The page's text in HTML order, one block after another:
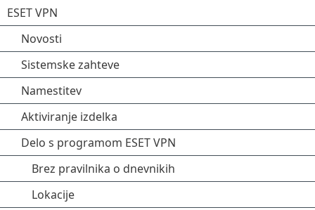
ESET VPN
Novosti
Sistemske zahteve
Namestitev
Aktiviranje izdelka
Delo s programom ESET VPN
Brez pravilnika o dnevnikih
Lokacije